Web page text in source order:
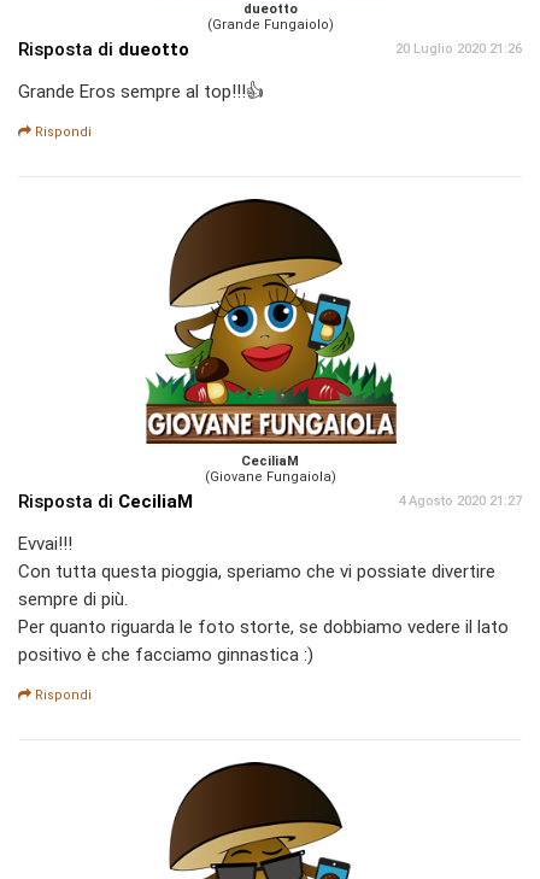
dueotto
(Grande Fungaiolo)
Risposta di dueotto 20 Luglio 2020 21:26
Grande Eros sempre al top!!!👍
Rispondi
CeciliaM
(Giovane Fungaiola)
Risposta di CeciliaM 4 Agosto 2020 21:27
Evvai!!!
Con tutta questa pioggia, speriamo che vi possiate divertire
sempre di più.
Per quanto riguarda le foto storte, se dobbiamo vedere il lato
positivo è che facciamo ginnastica :)
Rispondi